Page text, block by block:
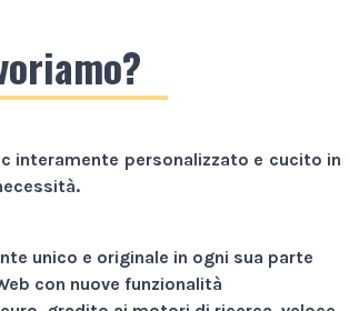
interamente personalizzato e cucito in
unico e originale in ogni sua parte
con nuove funzionalità